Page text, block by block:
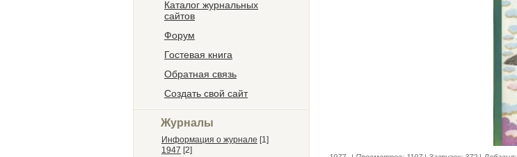
Каталог журнальных
сайтов
Форум
Гостевая книга
Обратная связь
Создать свой сайт
Журналы
Информация о журнале [1]
1947 [2]